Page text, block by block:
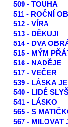
509 - TOUHA
511 - ROČNÍ
512 - VÍRA
513 - DĚKUJI
514 - DVA
515 - MÝM
516 - NADĚJE
517 - VEČER
539 - LÁSKA
540 - LIDÉ
541 - LÁSKO
565 - S
567 - MILOVAT